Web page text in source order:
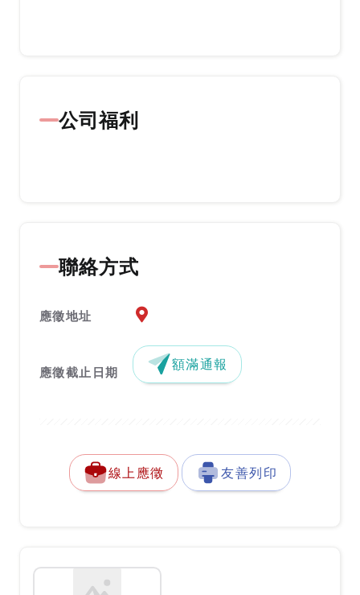
公司福利
聯絡方式
應徵地址 應徵地址地圖『另開新視窗』
應徵截止日期 額滿通報
線上應徵 友善列印